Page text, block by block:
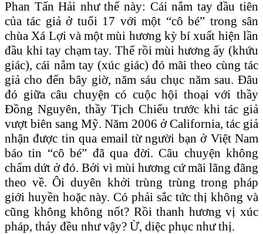
Phan Tấn Hải như thế này: Cái nắm tay đầu tiên
của tác giả ở tuổi 17 với một “cô bé” trong sân
chùa Xá Lợi và một mùi hương kỳ bí xuất hiện lần
đầu khi tay chạm tay. Thế rồi mùi hương ấy (khứu
giác), cái nắm tay (xúc giác) đó mãi theo cùng tác
giả cho đến bây giờ, năm sáu chục năm sau. Đâu
đó giữa câu chuyện có cuộc hội thoại với thầy
Đồng Nguyên, thầy Tịch Chiếu trước khi tác giả
vượt biên sang Mỹ. Năm 2006 ở California, tác giả
nhận được tin qua email từ người bạn ở Việt Nam
báo tin “cô bé” đã qua đời. Câu chuyện không
chấm dứt ở đó. Bởi vì mùi hương cứ mãi lãng đãng
theo về. Ôi duyên khởi trùng trùng trong pháp
giới huyền hoặc này. Có phải sắc tức thị không và
cũng không không nốt? Rồi thanh hương vị xúc
pháp, thảy đều như vậy? Ừ, diệc phục như thị.